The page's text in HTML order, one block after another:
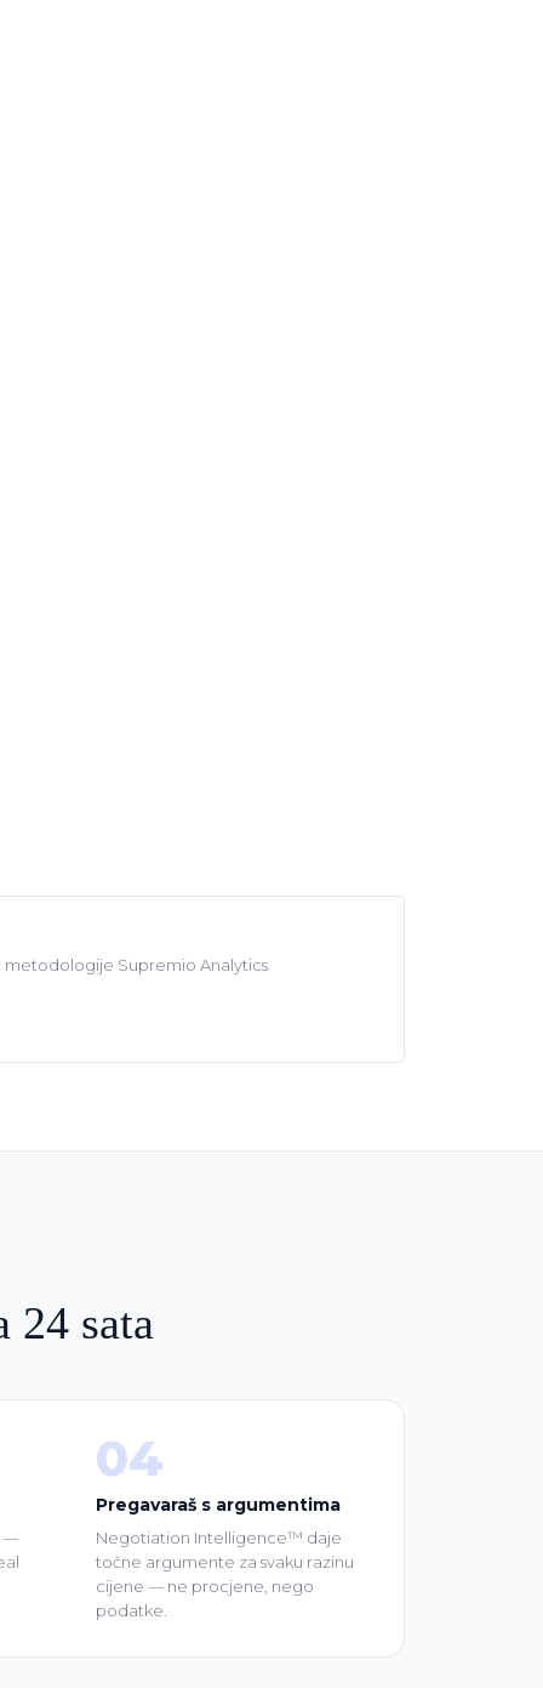
metodologije Supremio Analytics
24 sata
—
04
Pregavaraš s argumentima
Negotiation Intelligence™ daje
točne argumente za svaku razinu
cijene — ne procjene, nego
podatke.